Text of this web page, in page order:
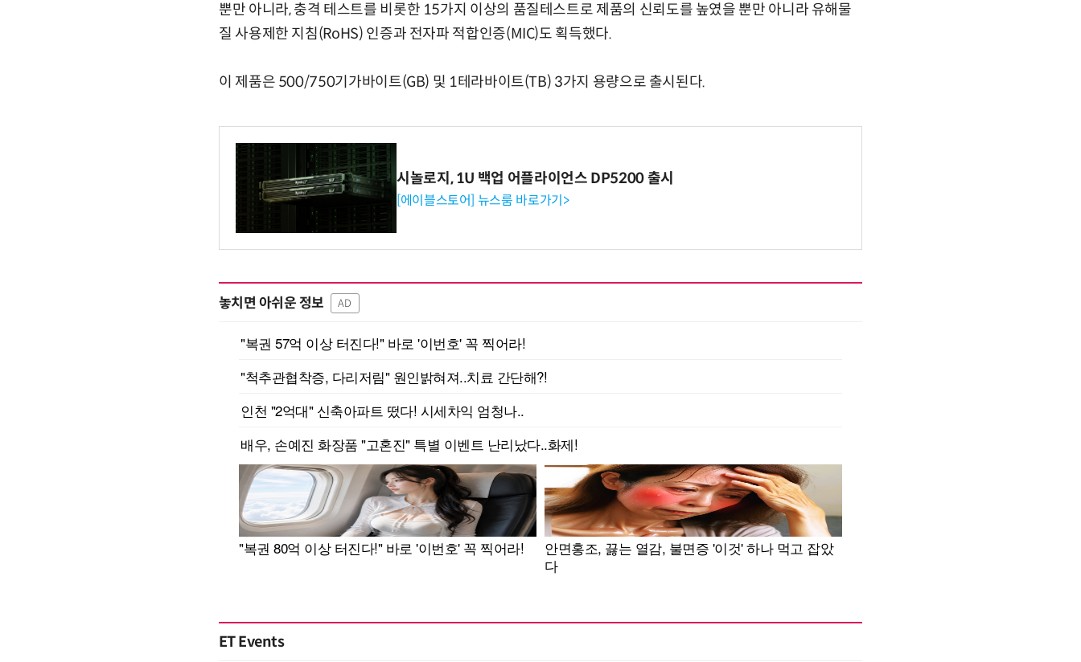
뿐만 아니라, 충격 테스트를 비롯한 15가지 이상의 품질테스트로 제품의 신뢰도를 높였을 뿐만 아니라 유해물
질 사용제한 지침(RoHS) 인증과 전자파 적합인증(MIC)도 획득했다.
이 제품은 500/750기가바이트(GB) 및 1테라바이트(TB) 3가지 용량으로 출시된다.
시놀로지, 1U 백업 어플라이언스 DP5200 출시
[에이블스토어] 뉴스룸 바로가기>
놓치면 아쉬운 정보 AD
ET Events